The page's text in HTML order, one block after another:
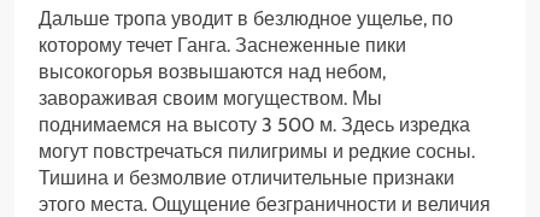
Дальше тропа уводит в безлюдное ущелье, по
которому течет Ганга. Заснеженные пики
высокогорья возвышаются над небом,
завораживая своим могуществом. Мы
поднимаемся на высоту 3 500 м. Здесь изредка
могут повстречаться пилигримы и редкие сосны.
Тишина и безмолвие отличительные признаки
этого места. Ощущение безграничности и величия